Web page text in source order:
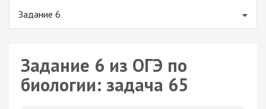
Задание 6
Задание 6 из ОГЭ по
биологии: задача 65